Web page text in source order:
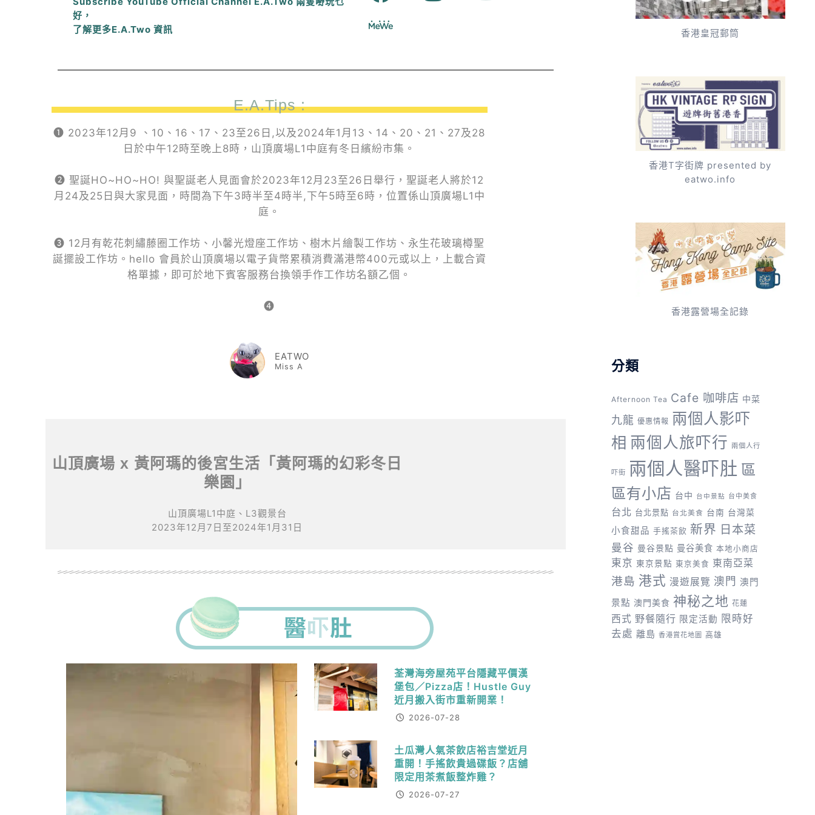
好，
了解更多E.A.Two 資訊
E.A.Tips :
❶ 2023年12月9 、10、16、17、23至26日,以及2024年1月13、14、20、21、27及28
日於中午12時至晚上8時，山頂廣場L1中庭有冬日繽紛市集。
❷ 聖誕HO~HO~HO! 與聖誕老人見面會於2023年12月23至26日舉行，聖誕老人將於12
月24及25日與大家見面，時間為下午3時半至4時半,下午5時至6時，位置係山頂廣場L1中
庭。
❸ 12月有乾花刺繡藤圈工作坊、小馨光燈座工作坊、樹木片繪製工作坊、永生花玻璃樽聖
誕擺設工作坊。hello 會員於山頂廣場以電子貨幣累積消費滿港幣400元或以上，上載合資
格單據，即可於地下賓客服務台換領手作工作坊名額乙個。
❹
EATWO
Miss A
山頂廣場 x 黃阿瑪的後宮生活「黃阿瑪的幻彩冬日
樂園」
山頂廣場L1中庭、L3觀景台
2023年12月7日至2024年1月31日
荃灣海旁屋苑平台隱藏平價漢
堡包／Pizza店！Hustle Guy
近月搬入街市重新開業！
2026-07-28
土瓜灣人氣茶飲店裕吉堂近月
重開！手搖飲貴過碟飯？店舖
限定用茶煮飯整炸雞？
2026-07-27
香港皇冠郵筒
香港T字街牌 presented by
eatwo.info
香港露營場全記錄
分類
Afternoon Tea Cafe 咖啡店 中菜
九龍 優惠情報 兩個人影吓
相 兩個人旅吓行 兩個人行
吓街 兩個人醫吓肚 區
區有小店 台中 台中景點 台中美食
台北 台北景點 台北美食 台南 台灣菜
小食甜品 手搖茶飲 新界 日本菜
曼谷 曼谷景點 曼谷美食 本地小商店
東京 東京景點 東京美食 東南亞菜
港島 港式 漫遊展覽 澳門 澳門
景點 澳門美食 神秘之地 花蓮
西式 野餐隨行 限定活動 限時好
去處 離島 香港賞花地圖 高雄